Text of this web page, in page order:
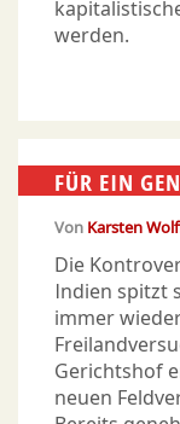
werden.
FÜR EIN
Von Karsten
Die
Indien spitzt
immer
Gerichtshof
neuen